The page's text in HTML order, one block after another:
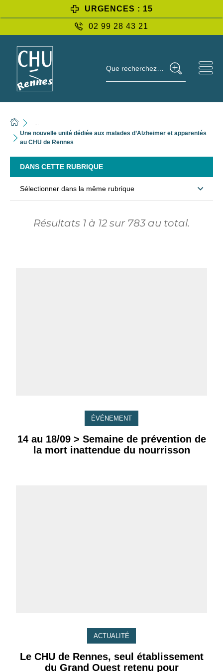
URGENCES : 15
02 99 28 43 21
Que recherchez-vous ?
Une nouvelle unité dédiée aux malades d’Alzheimer et apparentés
au CHU de Rennes
DANS CETTE RUBRIQUE
Sélectionner dans la même rubrique
Résultats 1 à 12 sur 783 au total.
ÉVÉNEMENT
14 au 18/09 > Semaine de prévention de
la mort inattendue du nourrisson
ACTUALITÉ
Le CHU de Rennes, seul établissement
du Grand Ouest retenu pour